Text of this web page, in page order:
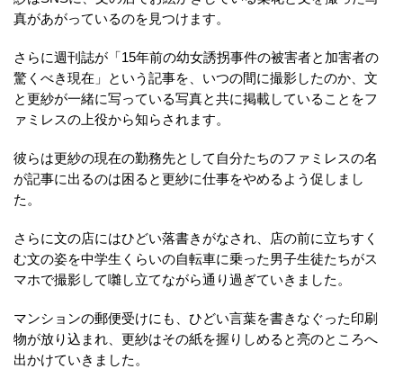
真があがっているのを見つけます。
さらに週刊誌が「15年前の幼女誘拐事件の被害者と加害者の
驚くべき現在」という記事を、いつの間に撮影したのか、文
と更紗が一緒に写っている写真と共に掲載していることをフ
ァミレスの上役から知らされます。
彼らは更紗の現在の勤務先として自分たちのファミレスの名
が記事に出るのは困ると更紗に仕事をやめるよう促しまし
た。
さらに文の店にはひどい落書きがなされ、店の前に立ちすく
む文の姿を中学生くらいの自転車に乗った男子生徒たちがス
マホで撮影して囃し立てながら通り過ぎていきました。
マンションの郵便受けにも、ひどい言葉を書きなぐった印刷
物が放り込まれ、更紗はその紙を握りしめると亮のところへ
出かけていきました。